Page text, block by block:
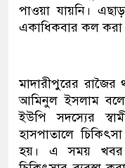
পাওয়া যায়নি।
একাধিকবার কল করা
মাদারীপুরের রাজৈর
আমিনুল ইসলাম
ইউপি সদস্যের
হাসপাতালে
হয়। এ সময় খবর